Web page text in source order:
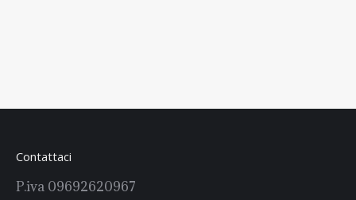
Contattaci
P.iva 09692620967